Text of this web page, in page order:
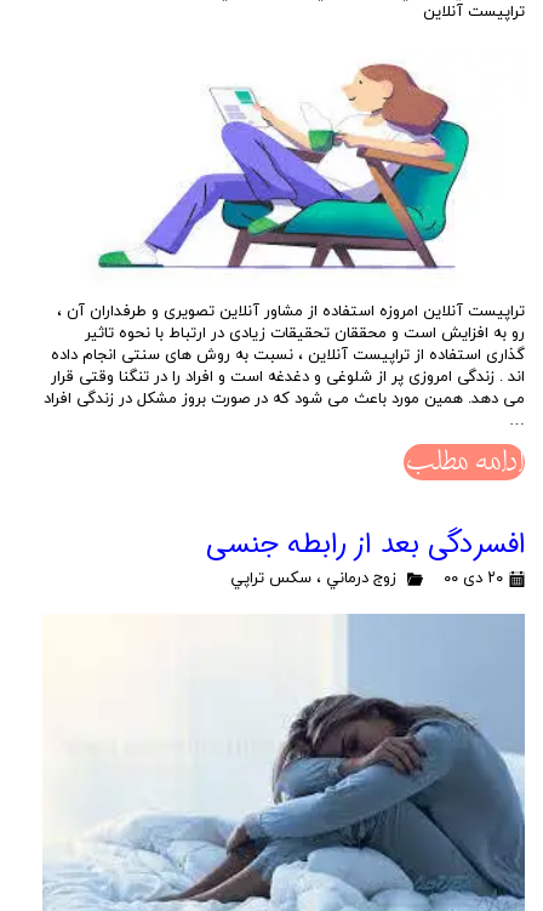
تراپيست آنلاين
تراپیست آنلاین امروزه استفاده از مشاور آنلاین تصویری و طرفداران آن ،
رو به افزایش است و محققان تحقیقات زیادی در ارتباط با نحوه تاثیر
گذاری استفاده از تراپیست آنلاین ، نسبت به روش های سنتی انجام داده
اند . زندگی امروزی پر از شلوغی و دغدغه است و افراد را در تنگنا وقتی قرار
می دهد. همین مورد باعث می شود که در صورت بروز مشکل در زندگی افراد
…
ادامه مطلب
افسردگی بعد از رابطه جنسی
۲۰ دی ۰۰ زوج درماني ، سكس تراپي